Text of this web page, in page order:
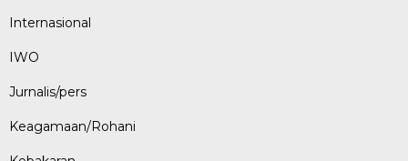
Internasional
IWO
Jurnalis/pers
Keagamaan/Rohani